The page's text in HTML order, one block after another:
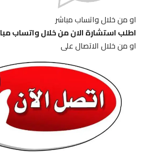
او من خلال واتساب مباشر
اطلب استشارة الان من خلال واتساب مباشر
او من خلال الاتصال على